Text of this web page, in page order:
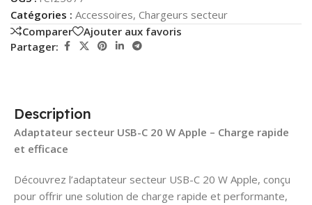
Catégories : Accessoires, Chargeurs secteur
Comparer
Ajouter aux favoris
Partager:
Description
Adaptateur secteur USB-C 20 W Apple – Charge rapide
et efficace
Découvrez l’adaptateur secteur USB-C 20 W Apple, conçu
pour offrir une solution de charge rapide et performante,